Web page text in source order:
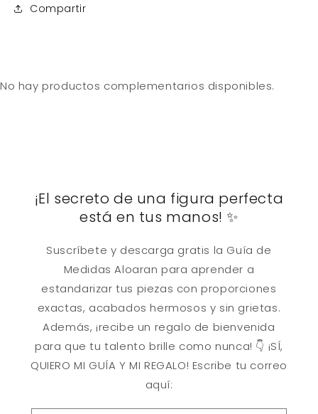
Compartir
No hay productos complementarios disponibles.
¡El secreto de una figura perfecta
está en tus manos! ✨
Suscríbete y descarga gratis la Guía de
Medidas Aloaran para aprender a
estandarizar tus piezas con proporciones
exactas, acabados hermosos y sin grietas.
Además, ¡recibe un regalo de bienvenida
para que tu talento brille como nunca! 👇 ¡SÍ,
QUIERO MI GUÍA Y MI REGALO! Escribe tu correo
aquí: